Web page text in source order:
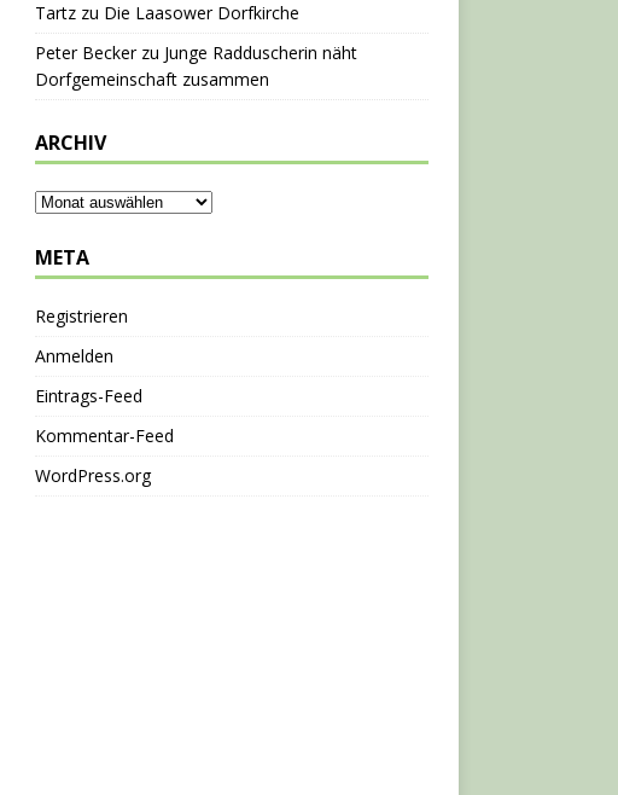
Tartzzu Die Laasower Dorfkirche
Peter Beckerzu Junge Radduscherin näht
Dorfgemeinschaft zusammen
ARCHIV
META
Registrieren
Anmelden
Eintrags-Feed
Kommentar-Feed
WordPress.org